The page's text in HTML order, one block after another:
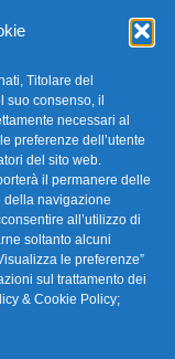
Titolare del
suo consenso, il
necessari al
preferenze dell’utente
del sito web.
il permanere delle
della navigazione
all’utilizzo di
soltanto alcuni
le preferenze”
sul trattamento dei
& Cookie Policy;